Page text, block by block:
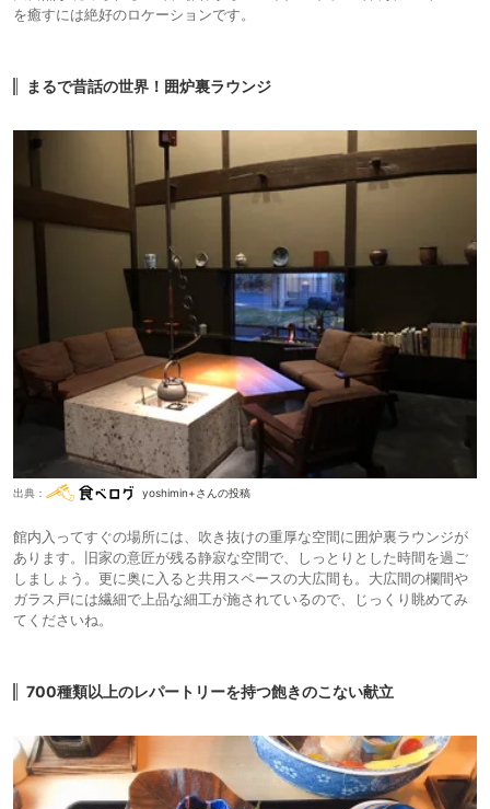
を癒すには絶好のロケーションです。
まるで昔話の世界！囲炉裏ラウンジ
出典： yoshimin+さんの投稿
館内入ってすぐの場所には、吹き抜けの重厚な空間に囲炉裏ラウンジが
あります。旧家の意匠が残る静寂な空間で、しっとりとした時間を過ご
しましょう。更に奥に入ると共用スペースの大広間も。大広間の欄間や
ガラス戸には繊細で上品な細工が施されているので、じっくり眺めてみ
てくださいね。
700種類以上のレパートリーを持つ飽きのこない献立